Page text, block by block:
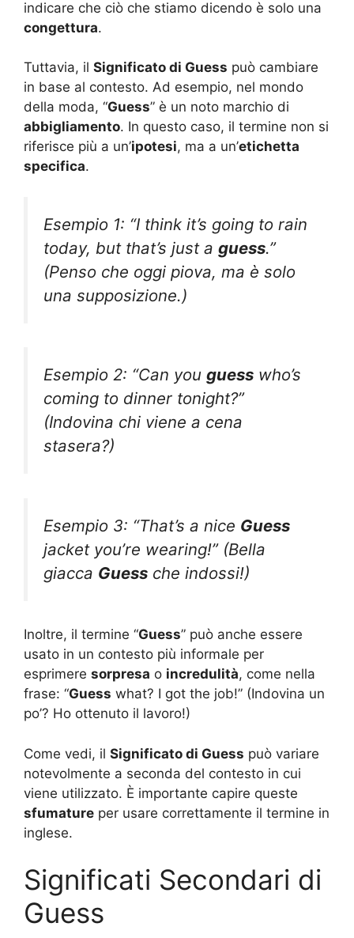
indicare che ciò che stiamo dicendo è solo una
congettura.
Tuttavia, il Significato di Guess può cambiare
in base al contesto. Ad esempio, nel mondo
della moda, “Guess” è un noto marchio di
abbigliamento. In questo caso, il termine non si
riferisce più a un’ipotesi, ma a un’etichetta
specifica.
Esempio 1: “I think it’s going to rain
today, but that’s just a guess.”
(Penso che oggi piova, ma è solo
una supposizione.)
Esempio 2: “Can you guess who’s
coming to dinner tonight?”
(Indovina chi viene a cena
stasera?)
Esempio 3: “That’s a nice Guess
jacket you’re wearing!” (Bella
giacca Guess che indossi!)
Inoltre, il termine “Guess” può anche essere
usato in un contesto più informale per
esprimere sorpresa o incredulità, come nella
frase: “Guess what? I got the job!” (Indovina un
po’? Ho ottenuto il lavoro!)
Come vedi, il Significato di Guess può variare
notevolmente a seconda del contesto in cui
viene utilizzato. È importante capire queste
sfumature per usare correttamente il termine in
inglese.
Significati Secondari di
Guess